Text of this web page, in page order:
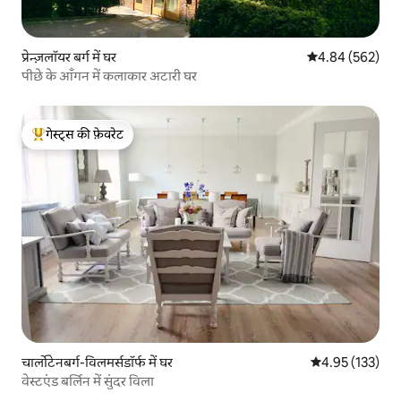
प्रेन्ज़लॉयर बर्ग में घर औसत रेटिंग 5 में से
4.84 (562)
पीछे के आँगन में कलाकार अटारी घर
गेस्ट्स का टॉप फ़ेवरेट
गेस्ट्स की फ़ेवरेट
चार्लोटेनबर्ग-विलमर्सडॉर्फ में घर औसत रेटिंग 5 में से
4.95 (133)
वेस्टएंड बर्लिन में सुंदर विला